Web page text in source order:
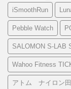
iSmoothRun
Pebble Watch
SALOMON S-LAB
Wahoo Fitness
アトム ナイロン